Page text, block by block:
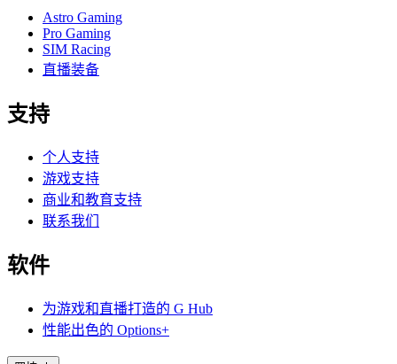
Astro Gaming
Pro Gaming
SIM Racing
直播装备
支持
个人支持
游戏支持
商业和教育支持
联系我们
软件
为游戏和直播打造的 G Hub
性能出色的 Options+